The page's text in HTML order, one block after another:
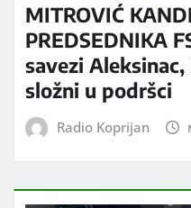
MITROVIĆ
PREDSEDNIKA
savezi
složni u podršci
Radio Koprijan